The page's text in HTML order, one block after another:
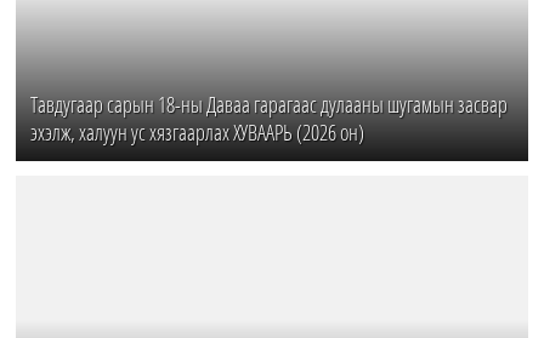
Тавдугаар сарын 18-ны Даваа гарагаас дулааны шугамын засвар
эхэлж, халуун ус хязгаарлах ХУВААРЬ (2026 он)